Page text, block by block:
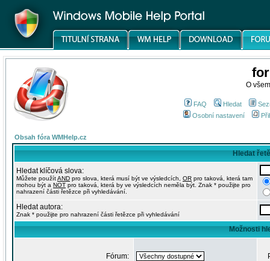
O
FAQ Hledat
Osobní nastavení
Obsah fóra WMHelp.cz
Hledat
Hledat klíčová slova:
Můžete použítAND pro slova, která musí být ve výsledcích, OR pro taková, která tam
mohou být a NOT pro taková, která by ve výsledcích neměla být. Znak * použijte pro
nahrazení části řetězce při vyhledávání.
Hledat autora:
Znak * použijte pro nahrazení části řetězce při vyhledávání
Možnosti
Fórum: